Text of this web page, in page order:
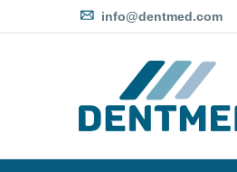
info@dentmed.com